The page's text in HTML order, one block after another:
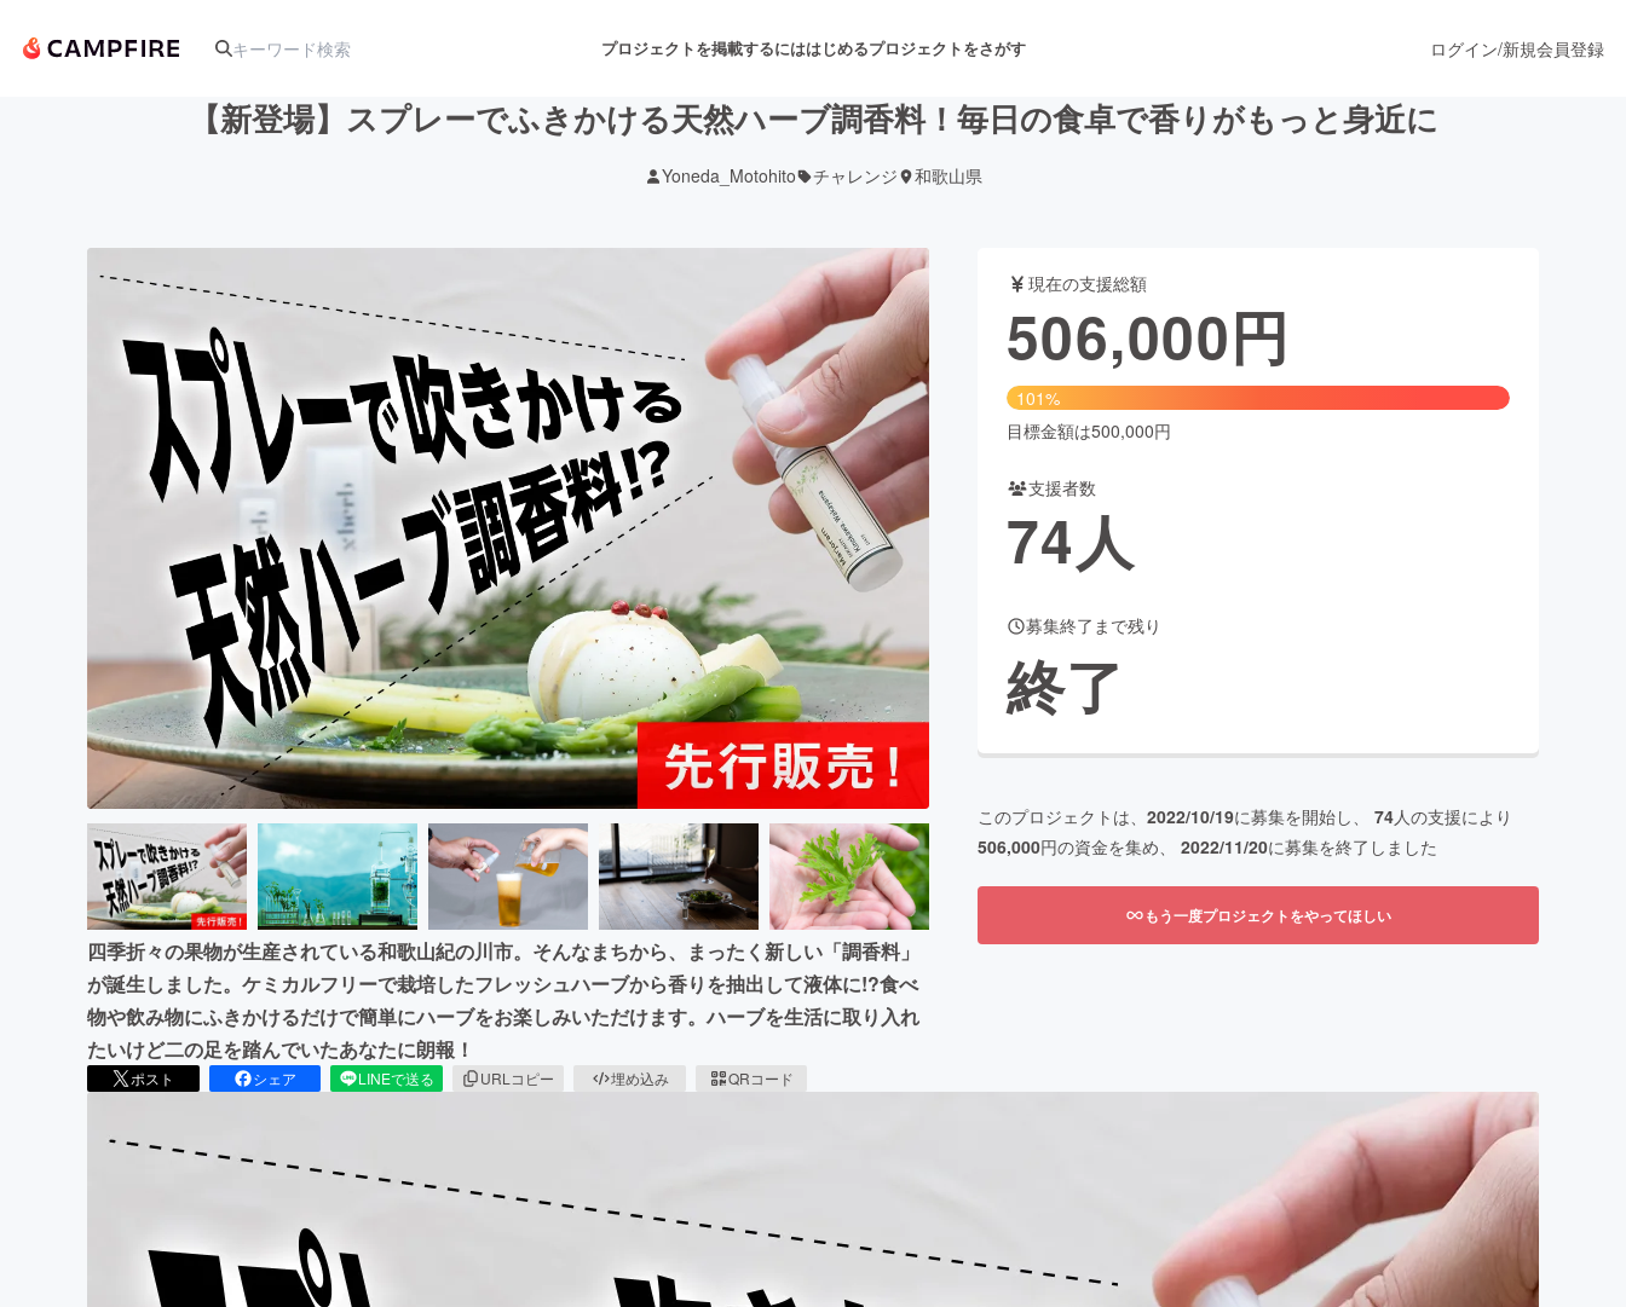
プロジェクトを掲載するにははじめるプロジェクトをさがす
アート・写真 舞台・パフォーマンス
テクノロジー・ガジェット ゲーム・サービス開発 フード・飲食店 ファッション
映像・映画 書籍・雑誌出版 アニメ・漫画
ビジネス・起業 チャレンジ ビューティー・ヘルスケア
まちづくり・地域活性化
CAMPFIRE for Social Good
CAMPFIRE Creation
CAMPFIREふるさと納税machi-yaコミュニティ
ログイン/新規会員登録
【新登場】スプレーでふきかける天然ハーブ調香料！毎日の食卓で香りがもっと身近に
Yoneda_Motohito チャレンジ 和歌山県
四季折々の果物が生産されている和歌山紀の川市。そんなまちから、まったく新しい「調香料」
が誕生しました。ケミカルフリーで栽培したフレッシュハーブから香りを抽出して液体に!?食べ
物や飲み物にふきかけるだけで簡単にハーブをお楽しみいただけます。ハーブを生活に取り入れ
たいけど二の足を踏んでいたあなたに朗報！
ポスト シェア LINEで送る URLコピー 埋め込み QRコード
現在の支援総額
506,000円
101%
目標金額は500,000円
支援者数
74人
募集終了まで残り
終了
このプロジェクトは、 2022/10/19に募集を開始し、 74人の支援により
506,000円の資金を集め、 2022/11/20に募集を終了しました
もう一度プロジェクトをやってほしい